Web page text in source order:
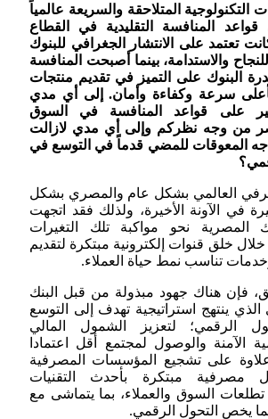
التكنولوجية المتلاحقة والسريعة عالمياً
المنافسة التقليدية في القطاع
تعتمد على الانتشار الجغرافي للبنوك
والاستدامة، بينما أصبحت المنافسة
البنوك على التميز في تقديم منتجات
سرعة وكفاءة وأمان. إلى أي مدي
على قواعد المنافسة في السوق
من وجه نظركم وإلى أي مدي لازالت
المعوقات للمضي قدماً في التوسع في
العالمي بشكل عام والمصري بشكل
في الآونة الأخيرة، ولذلك فقد اتجهت
المصرية نحو مواكبة تلك التغيرات
خلال خلق قنوات إلكترونية مبتكرة لتقديم
تناسب نمط حياة العملاء.
فإن هناك جهود مبذولة من قبل البنك
ينتهج استراتيجية تهدف إلى التوسع
الرقمي؛ لتعزيز الشمول المالي
الآمنة والوصول لمجتمع أقل اعتمادا
على تشجيع المؤسسات المصرفية
مصرفية مبتكرة بأحدث التقنيات
تطلعات السوق والعملاء، بما يتماشى مع
يخص التحول الرقمي.